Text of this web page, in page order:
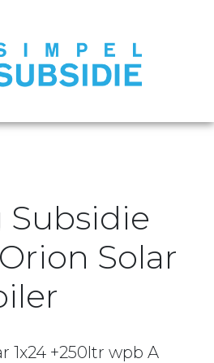
Solar
1x24 +250ltr wpb A